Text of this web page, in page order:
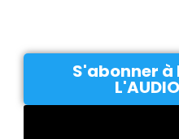
S'abonner à